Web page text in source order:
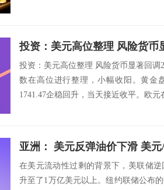
投资：美元高位整理 风险货币
投资：美元高位整理 风险货币显著回调
数在高位进行整理，小幅收阳。黄金
1741.47企稳回升，当天接近收平。欧
亚洲： 美元反弹油价下滑 美
在美元流动性过剩的背景下，美联储
升至了1万亿美元以上。纽约联储公布